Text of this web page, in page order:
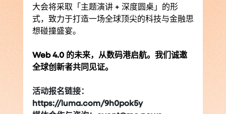
大会将采取「主题演讲 + 深度圆桌」的形
式，致力于打造一场全球顶尖的科技与金融思
想碰撞盛宴。
Web 4.0 的未来，从数码港启航。我们诚邀
全球创新者共同见证。
活动报名链接：
https://luma.com/9h0pok5y